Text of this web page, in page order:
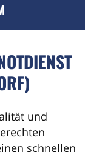
und
schnellen